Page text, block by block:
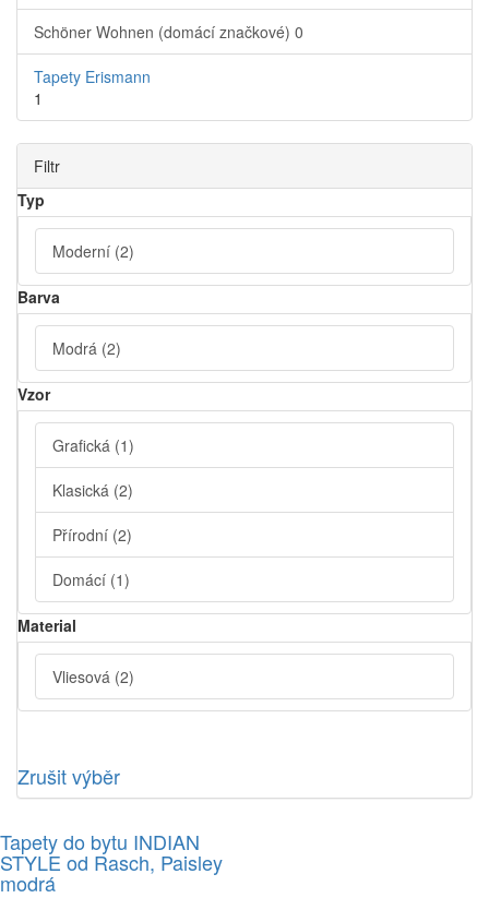
Schöner Wohnen (domácí značkové) 0
Tapety Erismann
1
Filtr
Typ
Moderní (2)
Barva
Modrá (2)
Vzor
Grafická (1)
Klasická (2)
Přírodní (2)
Domácí (1)
Material
Vliesová (2)
Zrušit výběr
Tapety do bytu INDIAN
STYLE od Rasch, Paisley
modrá